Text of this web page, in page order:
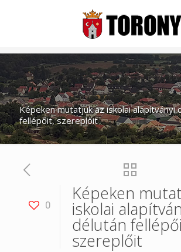
Képeken mutatjuk az iskolai alapítványi
fellépőit, szereplőit
0
Képeken
iskolai
délután
szereplőit